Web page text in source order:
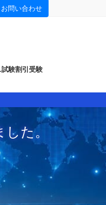
お問い合わせ
験割引受験
た。